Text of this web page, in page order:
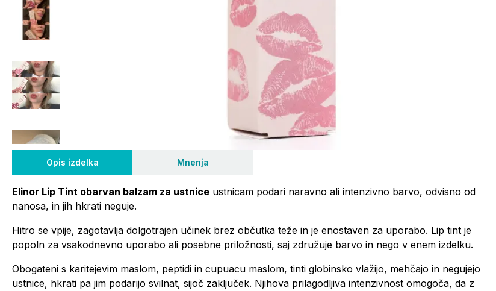
Opis izdelka Mnenja
Elinor Lip Tint obarvan balzam za ustnice ustnicam podari naravno ali intenzivno barvo, odvisno od
nanosa, in jih hkrati neguje.
Hitro se vpije, zagotavlja dolgotrajen učinek brez občutka teže in je enostaven za uporabo. Lip tint je
popoln za vsakodnevno uporabo ali posebne priložnosti, saj združuje barvo in nego v enem izdelku.
Obogateni s karitejevim maslom, peptidi in cupuacu maslom, tinti globinsko vlažijo, mehčajo in negujejo
ustnice, hkrati pa jim podarijo svilnat, sijoč zaključek. Njihova prilagodljiva intenzivnost omogoča, da z